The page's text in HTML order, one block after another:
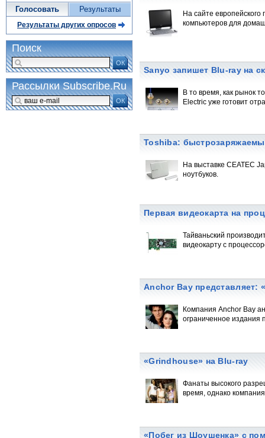
На сайте
компьютеров для
Sanyo запишет Blu-ray на
В то время, как рынок
Electric уже готовит
Toshiba:
На выставке CEATEC
ноутбуков.
Первая видеокарта на
Тайваньский
видеокарту с
Anchor Bay представляет:
Компания Anchor Bay
ограниченное издания
«Grindhouse» на Blu-ray
Фанаты высокого
время, однако
«Побег из Шоушенка» с
Голосовать Результаты
Результаты других опросов
Поиск
ОК
Рассылки Subscribe.Ru
ОК